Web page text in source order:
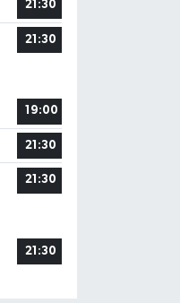
21:30
21:30
19:00
21:30
21:30
21:30